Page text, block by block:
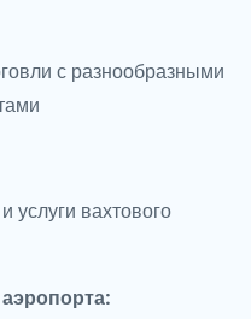
с разнообразными
услуги вахтового